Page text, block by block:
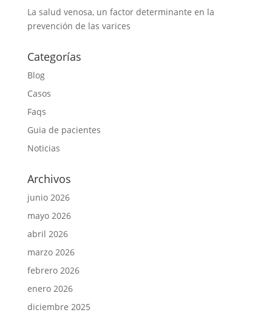
La salud venosa, un factor determinante en la
prevención de las varices
Categorías
Blog
Casos
Faqs
Guia de pacientes
Noticias
Archivos
junio 2026
mayo 2026
abril 2026
marzo 2026
febrero 2026
enero 2026
diciembre 2025